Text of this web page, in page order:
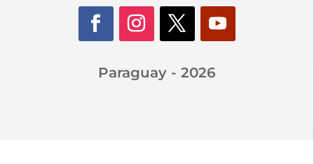
Paraguay - 2026